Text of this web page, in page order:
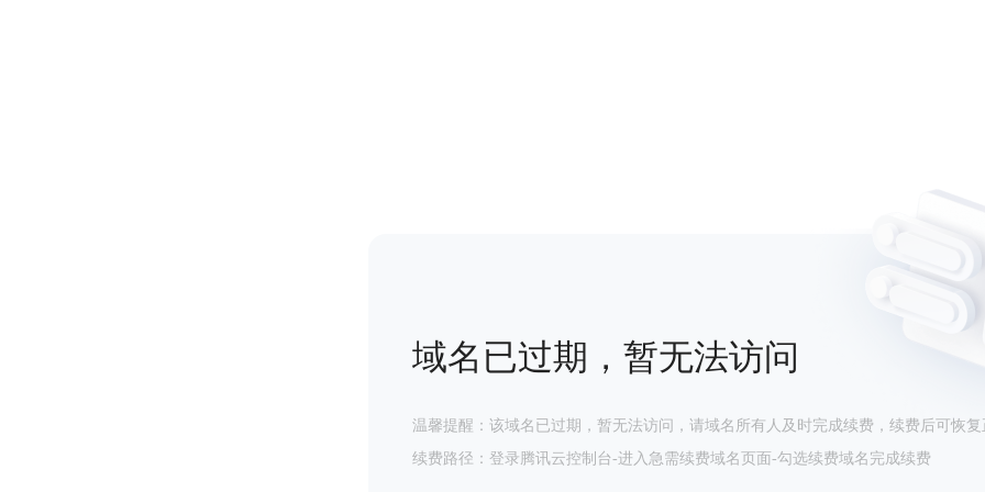
域名已过期，暂无法访问
温馨提醒：该域名已过期，暂无法访问，请域名所有人及时完成续费，续费后可恢复
续费路径：登录腾讯云控制台-进入急需续费域名页面-勾选续费域名完成续费